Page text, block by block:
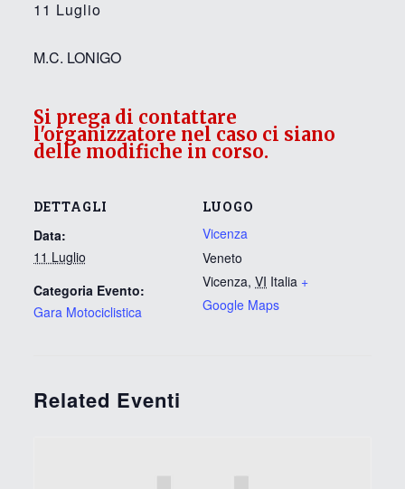
11 Luglio
M.C. LONIGO
DETTAGLI
Data:
11 Luglio
Categoria Evento:
Gara Motociclistica
LUOGO
Vicenza
Veneto
Vicenza, VI Italia +
Google Maps
Related Eventi
Si prega di contattare
l'organizzatore nel caso ci siano
delle modifiche in corso.